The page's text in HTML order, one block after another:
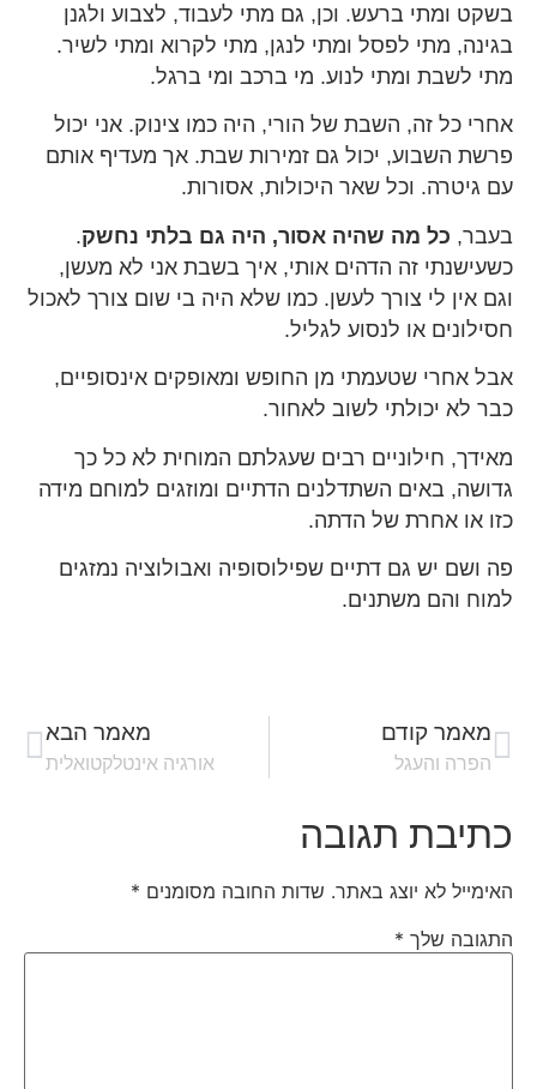
בשקט ומתי ברעש. וכן, גם מתי לעבוד, לצבוע ולגנן
בגינה, מתי לפסל ומתי לנגן, מתי לקרוא ומתי לשיר.
מתי לשבת ומתי לנוע. מי ברכב ומי ברגל.
אחרי כל זה, השבת של הורי, היה כמו צינוק. אני יכול
פרשת השבוע, יכול גם זמירות שבת. אך מעדיף אותם
עם גיטרה. וכל שאר היכולות, אסורות.
בעבר, כל מה שהיה אסור, היה גם בלתי נחשק.
כשעישנתי זה הדהים אותי, איך בשבת אני לא מעשן,
וגם אין לי צורך לעשן. כמו שלא היה בי שום צורך לאכול
חסילונים או לנסוע לגליל.
אבל אחרי שטעמתי מן החופש ומאופקים אינסופיים,
כבר לא יכולתי לשוב לאחור.
מאידך, חילוניים רבים שעגלתם המוחית לא כל כך
גדושה, באים השתדלנים הדתיים ומוזגים למוחם מידה
כזו או אחרת של הדתה.
פה ושם יש גם דתיים שפילוסופיה ואבולוציה נמזגים
למוח והם משתנים.
מאמר קודם
הפרה והעגל
מאמר הבא
אורגיה אינטלקטואלית
כתיבת תגובה
האימייל לא יוצג באתר. שדות החובה מסומנים *
התגובה שלך *